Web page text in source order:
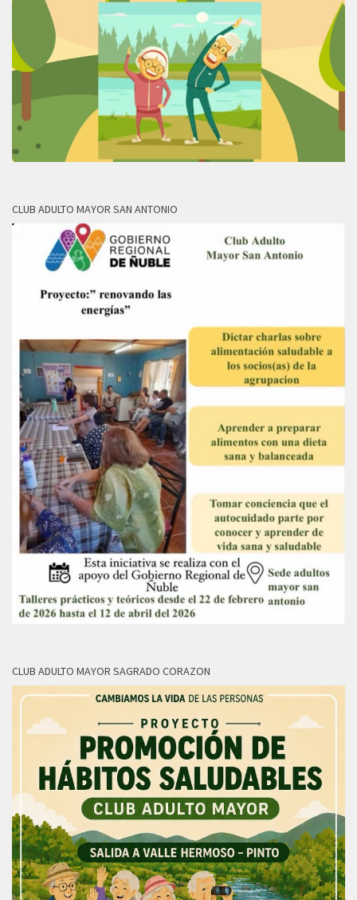
CLUB ADULTO MAYOR SAN ANTONIO
CLUB ADULTO MAYOR SAGRADO CORAZON